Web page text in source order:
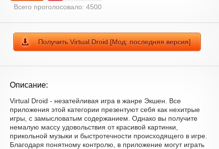
Всего проголосовало: 4500
Получить Virtual Droid [Мод: последняя версия]
Описание:
Virtual Droid - незатейливая игра в жанре Экшен. Все
приложения этой категории презентуют себя как нехитрые
игры, с замысловатым содержанием. Однако вы получите
немалую массу удовольствия от красивой картинки,
прикольной музыки и быстротечности происходящего в игре.
Благодаря понятному контролю, в приложение могут играть